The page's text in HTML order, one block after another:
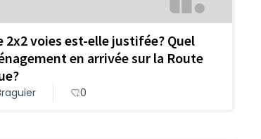
2x2 voies est-elle justifée? Quel
en arrivée sur la Route
0